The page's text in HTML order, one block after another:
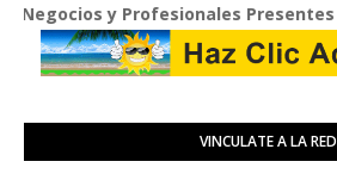
Profesionales Presentes en Internet
VINCULATE A LA RED